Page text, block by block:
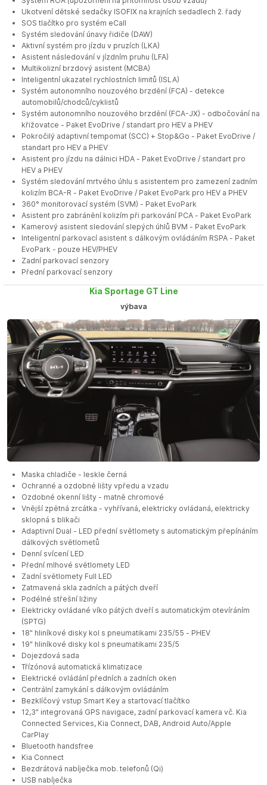
Ukotvení dětské sedačky ISOFIX na krajních sedadlech 2. řady
SOS tlačítko pro systém eCall
Systém sledování únavy řidiče (DAW)
Aktivní systém pro jízdu v pruzích (LKA)
Asistent následování v jízdním pruhu (LFA)
Multikolizní brzdový asistent (MCBA)
Inteligentní ukazatel rychlostních limitů (ISLA)
Systém autonomního nouzového brzdění (FCA) - detekce
automobilů/chodců/cyklistů
Systém autonomního nouzového brzdění (FCA-JX) - odbočování na
křižovatce - Paket EvoDrive / standart pro HEV a PHEV
Pokročilý adaptivní tempomat (SCC) + Stop&Go - Paket EvoDrive /
standart pro HEV a PHEV
Asistent pro jízdu na dálnici HDA - Paket EvoDrive / standart pro
HEV a PHEV
Systém sledování mrtvého úhlu s asistentem pro zamezení zadním
kolizím BCA-R - Paket EvoDrive / Paket EvoPark pro HEV a PHEV
360° monitorovací systém (SVM) - Paket EvoPark
Asistent pro zabránění kolizím při parkování PCA - Paket EvoPark
Kamerový asistent sledování slepých úhlů BVM - Paket EvoPark
Inteligentní parkovací asistent s dálkovým ovládáním RSPA - Paket
EvoPark - pouze HEV/PHEV
Zadní parkovací senzory
Přední parkovací senzory
Kia Sportage GT Line
výbava
Maska chladiče - leskle černá
Ochranné a ozdobné lišty vpředu a vzadu
Ozdobné okenní lišty - matně chromové
Vnější zpětná zrcátka - vyhřívaná, elektricky ovládaná, elektricky
sklopná s blikači
Adaptivní Dual - LED přední světlomety s automatickým přepínáním
dálkových světlometů
Denní svícení LED
Přední mlhové světlomety LED
Zadní světlomety Full LED
Zatmavená skla zadních a pátých dveří
Podélné střešní ližiny
Elektricky ovládané víko pátých dveří s automatickým otevíráním
(SPTG)
18" hliníkové disky kol s pneumatikami 235/55 - PHEV
19" hliníkové disky kol s pneumatikami 235/5
Dojezdová sada
Třízónová automatická klimatizace
Elektrické ovládání předních a zadních oken
Centrální zamykání s dálkovým ovládáním
Bezklíčový vstup Smart Key a startovací tlačítko
12,3" integrovaná GPS navigace, zadní parkovací kamera vč. Kia
Connected Services, Kia Connect, DAB, Android Auto/Apple
CarPlay
Bluetooth handsfree
Kia Connect
Bezdrátová nabíječka mob. telefonů (Qi)
USB nabíječka